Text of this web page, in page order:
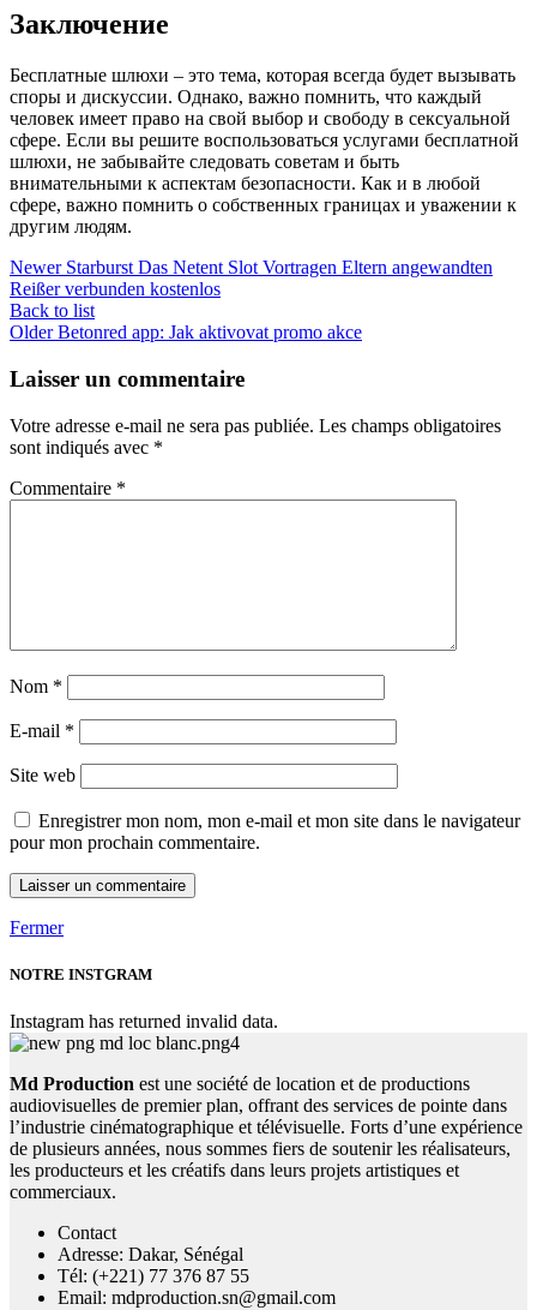
Заключение
Бесплатные шлюхи – это тема, которая всегда будет вызывать
споры и дискуссии. Однако, важно помнить, что каждый
человек имеет право на свой выбор и свободу в сексуальной
сфере. Если вы решите воспользоваться услугами бесплатной
шлюхи, не забывайте следовать советам и быть
внимательными к аспектам безопасности. Как и в любой
сфере, важно помнить о собственных границах и уважении к
другим людям.
Newer Starburst Das Netent Slot Vortragen Eltern angewandten
Reißer verbunden kostenlos
Back to list
Older Betonred app: Jak aktivovat promo akce
Laisser un commentaire
Votre adresse e-mail ne sera pas publiée. Les champs obligatoires
sont indiqués avec *
Commentaire *
Nom *
E-mail *
Site web
Enregistrer mon nom, mon e-mail et mon site dans le navigateur
pour mon prochain commentaire.
Fermer
NOTRE INSTGRAM
Instagram has returned invalid data.
Md Production est une société de location et de productions
audiovisuelles de premier plan, offrant des services de pointe dans
l’industrie cinématographique et télévisuelle. Forts d’une expérience
de plusieurs années, nous sommes fiers de soutenir les réalisateurs,
les producteurs et les créatifs dans leurs projets artistiques et
commerciaux.
Contact
Adresse: Dakar, Sénégal
Tél: (+221) 77 376 87 55
Email: mdproduction.sn@gmail.com